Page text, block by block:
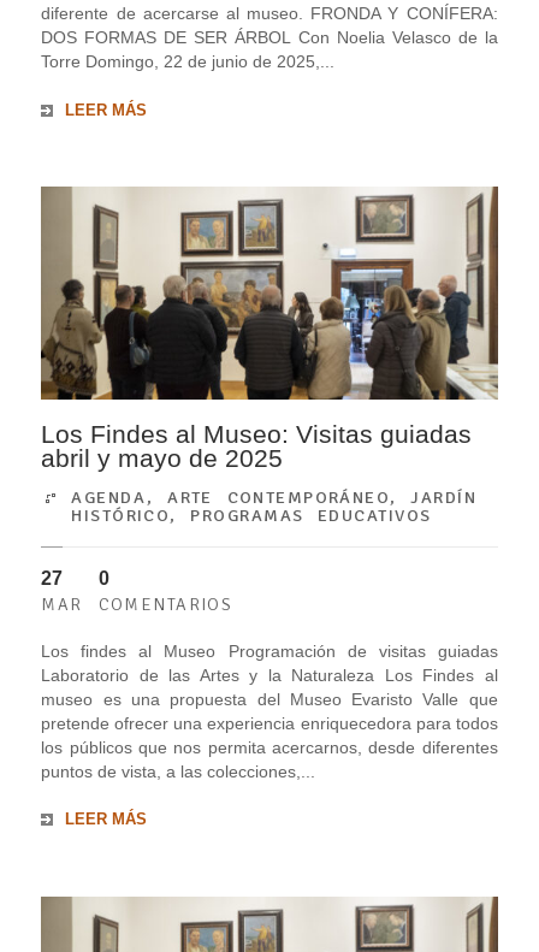
diferente de acercarse al museo. FRONDA Y CONÍFERA:
DOS FORMAS DE SER ÁRBOL Con Noelia Velasco de la
Torre Domingo, 22 de junio de 2025,...
LEER MÁS
Los Findes al Museo: Visitas guiadas
abril y mayo de 2025
AGENDA,ARTE CONTEMPORÁNEO,JARDÍN
HISTÓRICO, PROGRAMAS EDUCATIVOS
27
MAR
0
COMENTARIOS
Los findes al Museo Programación de visitas guiadas
Laboratorio de las Artes y la Naturaleza Los Findes al
museo es una propuesta del Museo Evaristo Valle que
pretende ofrecer una experiencia enriquecedora para todos
los públicos que nos permita acercarnos, desde diferentes
puntos de vista, a las colecciones,...
LEER MÁS